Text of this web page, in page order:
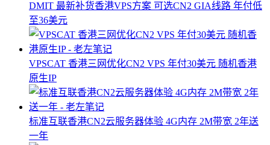
DMIT 最新补货香港VPS方案 可选CN2 GIA线路 年付低
至36美元
VPSCAT 香港三网优化CN2 VPS 年付30美元 随机香港
原生IP
标准互联香港CN2云服务器体验 4G内存 2M带宽 2年送
一年